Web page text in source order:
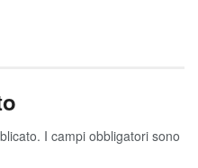
I campi obbligatori sono